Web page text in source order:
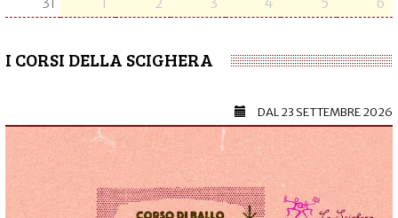
I CORSI DELLA SCIGHERA
DAL23 SETTEMBRE 2026